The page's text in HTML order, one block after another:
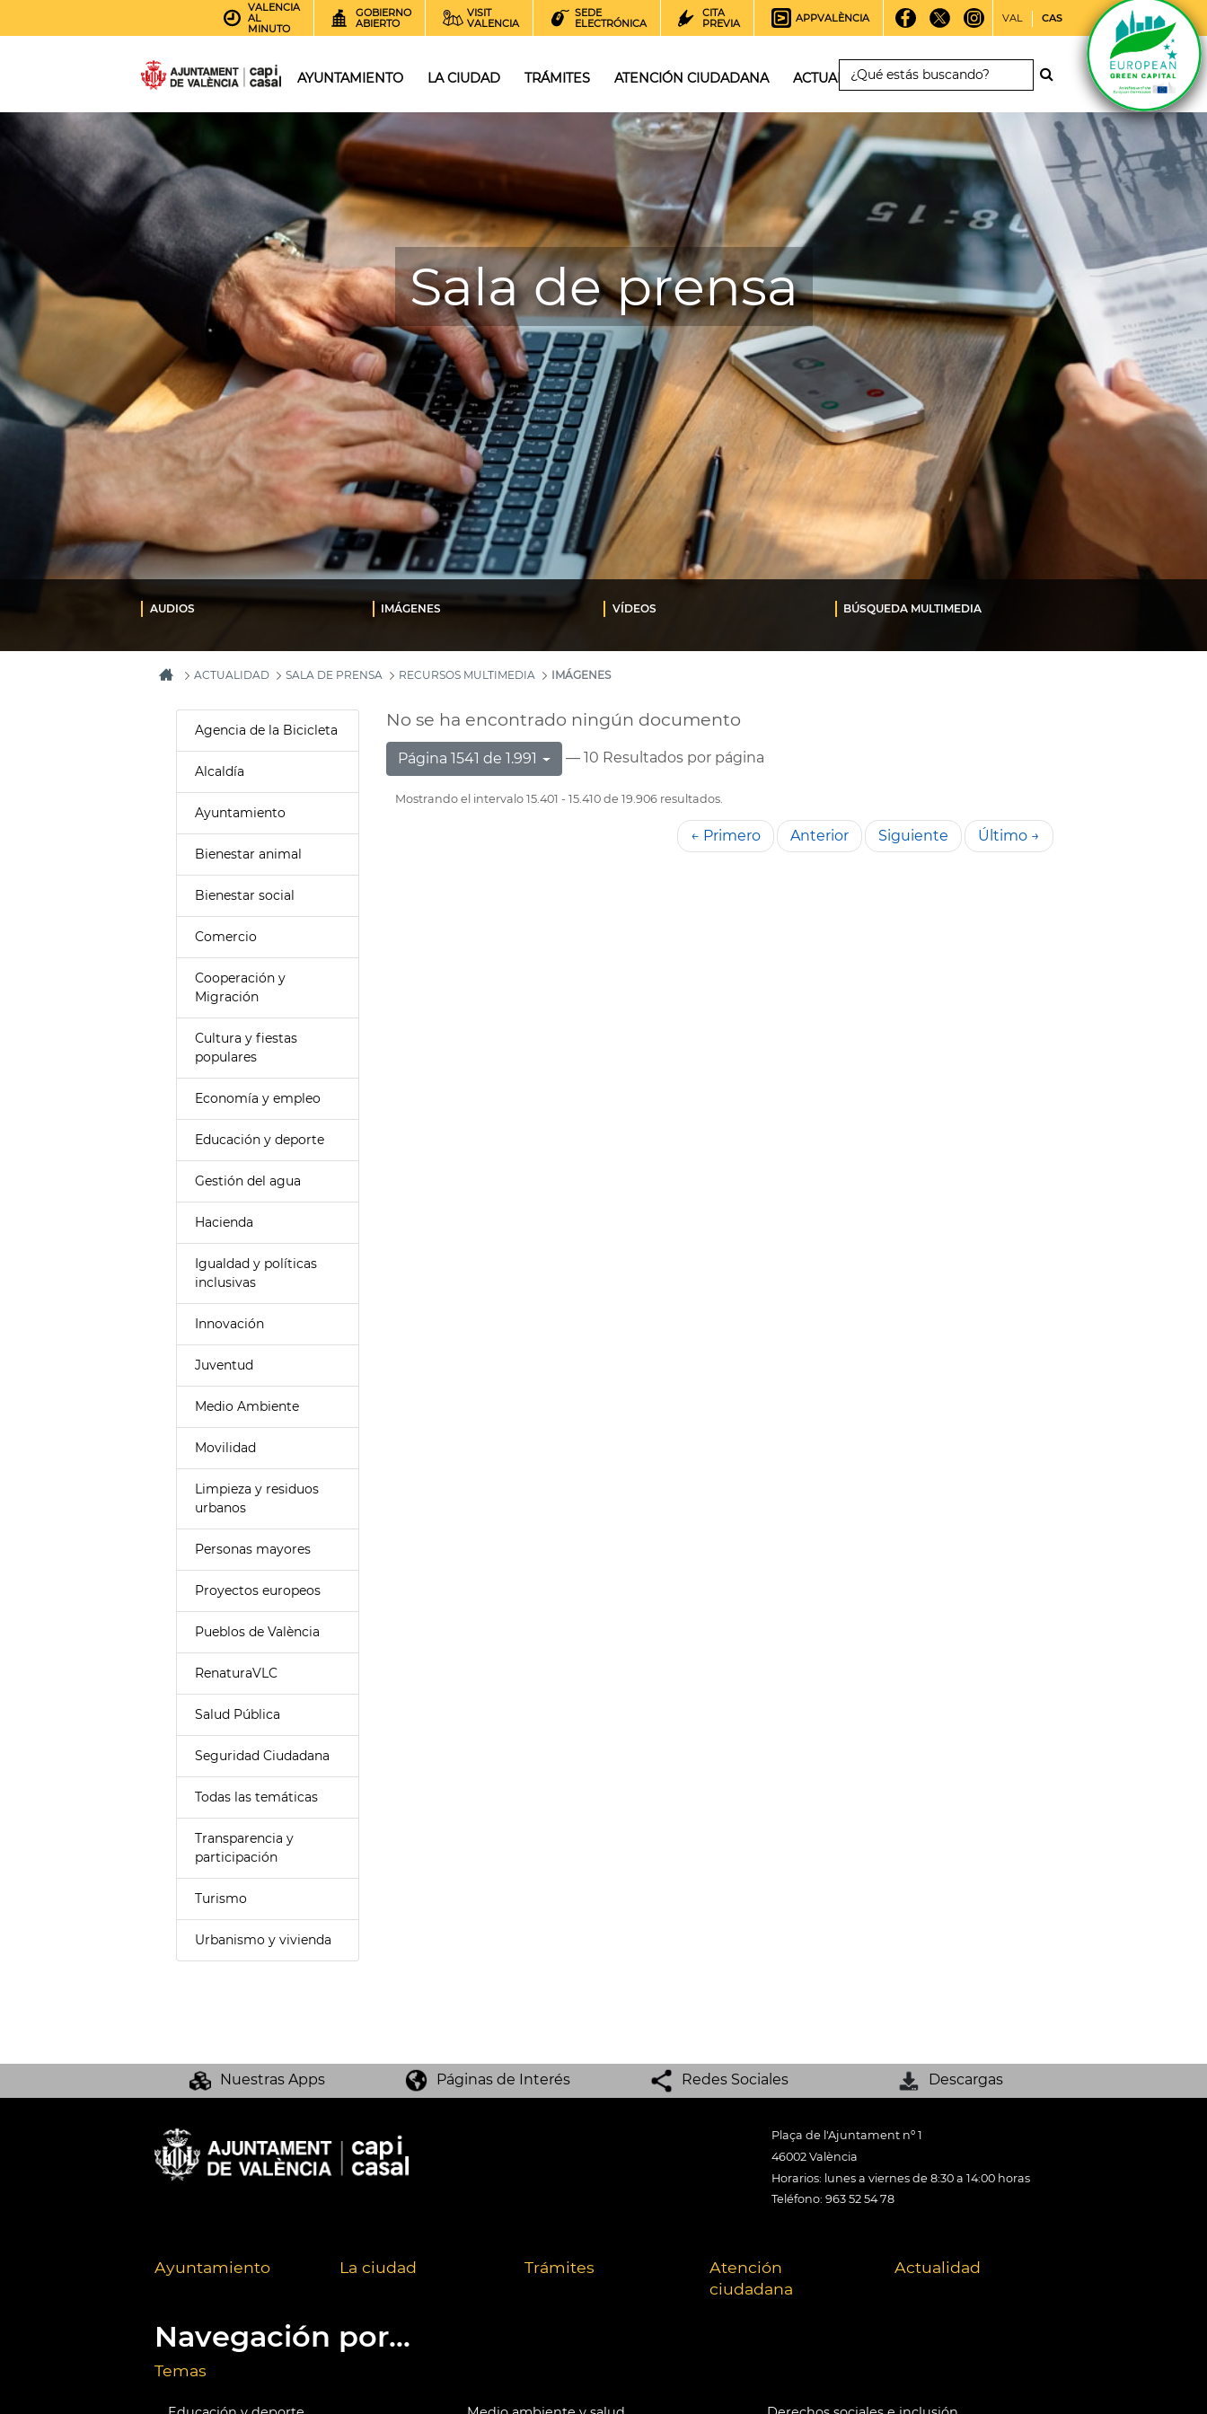
VALENCIA
AL
MINUTO
GOBIERNO
ABIERTO
VISIT
VALENCIA
SEDE
ELECTRÓNICA
CITA
PREVIA
APPVALÈNCIA VAL CAS
AYUNTAMIENTO LA CIUDAD TRÁMITES ATENCIÓN CIUDADANA ACTUALIDAD
Sala de prensa
AUDIOS IMÁGENES VÍDEOS BÚSQUEDA MULTIMEDIA
ACTUALIDAD SALA DE PRENSA RECURSOS MULTIMEDIA IMÁGENES
Agencia de la Bicicleta
Alcaldía
Ayuntamiento
Bienestar animal
Bienestar social
Comercio
Cooperación y
Migración
Cultura y fiestas
populares
Economía y empleo
Educación y deporte
Gestión del agua
Hacienda
Igualdad y políticas
inclusivas
Innovación
Juventud
Medio Ambiente
Movilidad
Limpieza y residuos
urbanos
Personas mayores
Proyectos europeos
Pueblos de València
RenaturaVLC
Salud Pública
Seguridad Ciudadana
Todas las temáticas
Transparencia y
participación
Turismo
Urbanismo y vivienda
No se ha encontrado ningún documento
Página 1541 de 1.991 — 10 Resultados por página
Mostrando el intervalo 15.401 - 15.410 de 19.906 resultados.
← Primero Anterior Siguiente Último →
Nuestras Apps Páginas de Interés Redes Sociales Descargas
Plaça de l'Ajuntament nº 1
46002 València
Horarios: lunes a viernes de 8:30 a 14:00 horas
Teléfono: 963 52 54 78
Ayuntamiento La ciudad Trámites
Atención
ciudadana
Actualidad
Navegación por...
Temas